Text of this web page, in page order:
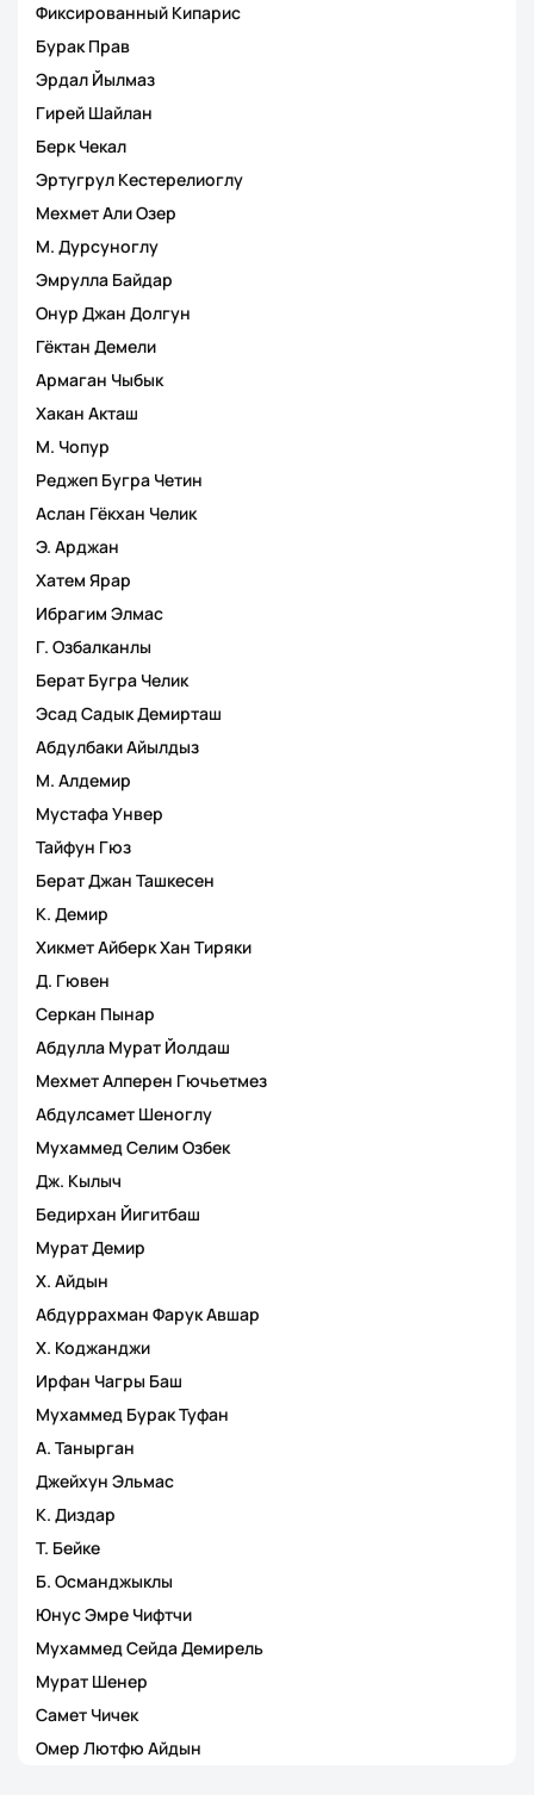
Фиксированный Кипарис
Бурак Прав
Эрдал Йылмаз
Гирей Шайлан
Берк Чекал
Эртугрул Кестерелиоглу
Мехмет Али Озер
М. Дурсуноглу
Эмрулла Байдар
Онур Джан Долгун
Гёктан Демели
Армаган Чыбык
Хакан Акташ
М. Чопур
Реджеп Бугра Четин
Аслан Гёкхан Челик
Э. Арджан
Хатем Ярар
Ибрагим Элмас
Г. Озбалканлы
Берат Бугра Челик
Эсад Садык Демирташ
Абдулбаки Айылдыз
М. Алдемир
Мустафа Унвер
Тайфун Гюз
Берат Джан Ташкесен
К. Демир
Хикмет Айберк Хан Тиряки
Д. Гювен
Серкан Пынар
Абдулла Мурат Йолдаш
Мехмет Алперен Гючьетмез
Абдулсамет Шеноглу
Мухаммед Селим Озбек
Дж. Кылыч
Бедирхан Йигитбаш
Мурат Демир
Х. Айдын
Абдуррахман Фарук Авшар
Х. Коджанджи
Ирфан Чагры Баш
Мухаммед Бурак Туфан
А. Танырган
Джейхун Эльмас
К. Диздар
Т. Бейке
Б. Османджыклы
Юнус Эмре Чифтчи
Мухаммед Сейда Демирель
Мурат Шенер
Самет Чичек
Омер Лютфю Айдын